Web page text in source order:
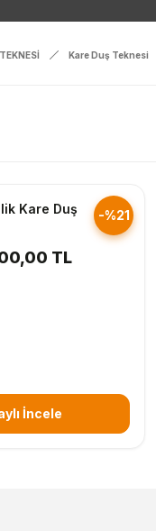
Kare Duş Teknesi
-%21
Kare Duş
TL
İncele